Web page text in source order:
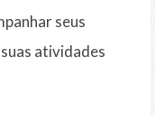
seus
atividades